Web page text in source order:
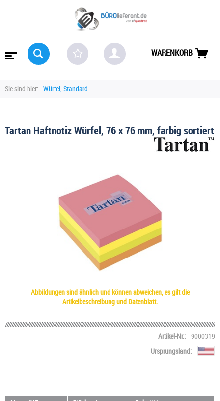
WARENKORB
Sie sind hier: Würfel, Standard
Tartan Haftnotiz Würfel, 76 x 76 mm, farbig sortiert
Abbildungen sind ähnlich und können abweichen, es gilt die
Artikelbeschreibung und Datenblatt.
Artikel-Nr.: 9000319
Ursprungsland: